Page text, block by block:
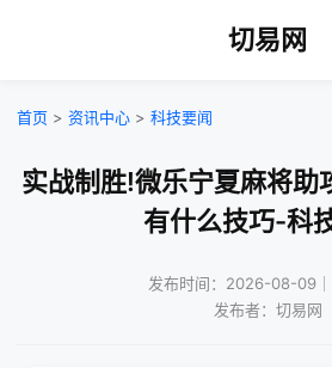
切易网
首页 > 资讯中心 > 科技要闻
实战制胜!微乐宁夏麻将助
有什么技巧-科
发布时间：2026-08-09
发布者：切易网